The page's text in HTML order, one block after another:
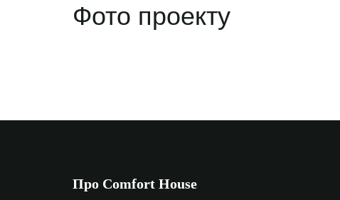
ФАСАДНІ РОБОТИ
Фото проекту
Про Comfort House